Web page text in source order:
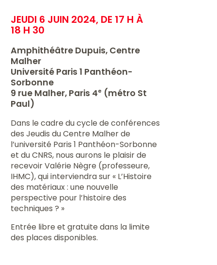
JEUDI 6 JUIN 2024, DE 17 H À
18 H 30
Amphithéâtre Dupuis, Centre
Malher
Université Paris 1 Panthéon-
Sorbonne
9 rue Malher, Paris 4e (métro St
Paul)
Dans le cadre du cycle de conférences
des Jeudis du Centre Malher de
l’université Paris 1 Panthéon-Sorbonne
et du CNRS, nous aurons le plaisir de
recevoir Valérie Nègre (professeure,
IHMC), qui interviendra sur « L’Histoire
des matériaux : une nouvelle
perspective pour l’histoire des
techniques ? »
Entrée libre et gratuite dans la limite
des places disponibles.